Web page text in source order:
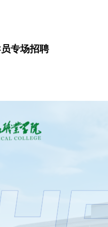
专场招聘